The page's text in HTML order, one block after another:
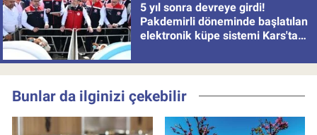
5 yıl sonra devreye girdi!
Pakdemirli döneminde başlatılan
elektronik küpe sistemi Kars'tan
Bunlar da ilginizi çekebilir